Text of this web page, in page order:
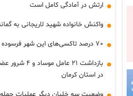
ارتش در آمادگی کامل است
واکنش خانواده شهید لاریجانی به
۷۰ درصد تاکسی‌های این شهر فرسوده است
بازداشت ۲۱
در استان کرمان